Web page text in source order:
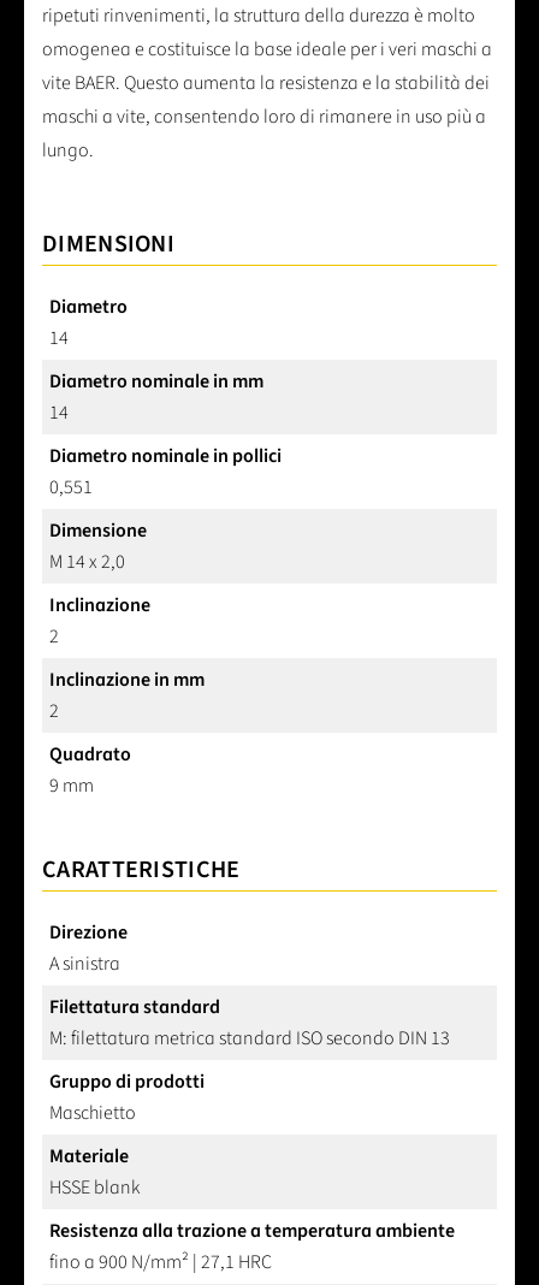
ripetuti rinvenimenti, la struttura della durezza è molto
omogenea e costituisce la base ideale per i veri maschi a
vite BAER. Questo aumenta la resistenza e la stabilità dei
maschi a vite, consentendo loro di rimanere in uso più a
lungo.
DIMENSIONI
Diametro
14
Diametro nominale in mm
14
Diametro nominale in pollici
0,551
Dimensione
M 14 x 2,0
Inclinazione
2
Inclinazione in mm
2
Quadrato
9 mm
CARATTERISTICHE
Direzione
A sinistra
Filettatura standard
M: filettatura metrica standard ISO secondo DIN 13
Gruppo di prodotti
Maschietto
Materiale
HSSE blank
Resistenza alla trazione a temperatura ambiente
fino a 900 N/mm² | 27,1 HRC